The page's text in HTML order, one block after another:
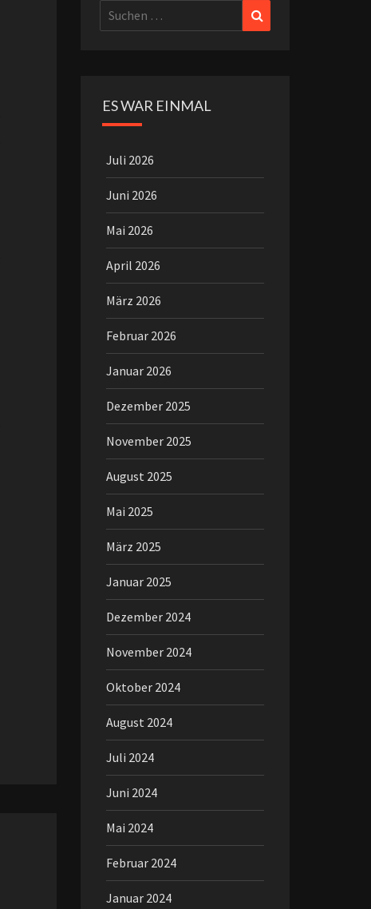
Suchen
nach:
ES WAR EINMAL
Juli 2026
Juni 2026
Mai 2026
April 2026
März 2026
Februar 2026
Januar 2026
Dezember 2025
November 2025
August 2025
Mai 2025
März 2025
Januar 2025
Dezember 2024
November 2024
Oktober 2024
August 2024
Juli 2024
Juni 2024
Mai 2024
Februar 2024
Januar 2024